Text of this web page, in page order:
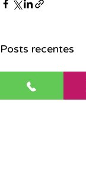
Posts recentes